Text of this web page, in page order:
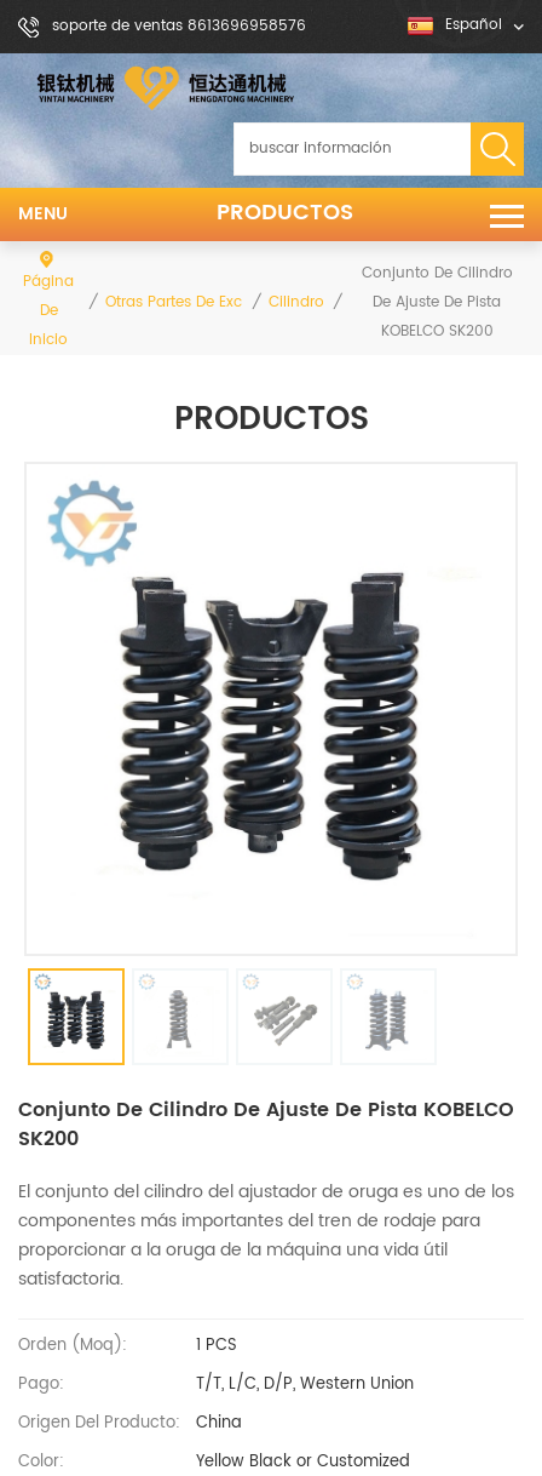
soporte de ventas 8613696958576 Español
PRODUCTOS
MENU
Página
De
Inicio
/ Otras Partes De Excavadoras Y Excavadoras
/ Cilindro De Ajuste
/
Conjunto De Cilindro
De Ajuste De Pista
KOBELCO SK200
PRODUCTOS
Conjunto De Cilindro De Ajuste De Pista KOBELCO
SK200
El conjunto del cilindro del ajustador de oruga es uno de los
componentes más importantes del tren de rodaje para
proporcionar a la oruga de la máquina una vida útil
satisfactoria.
Orden (moq):
1 PCS
Pago:
T/T, L/C, D/P, Western Union
Origen Del Producto:
China
Color:
Yellow Black or Customized